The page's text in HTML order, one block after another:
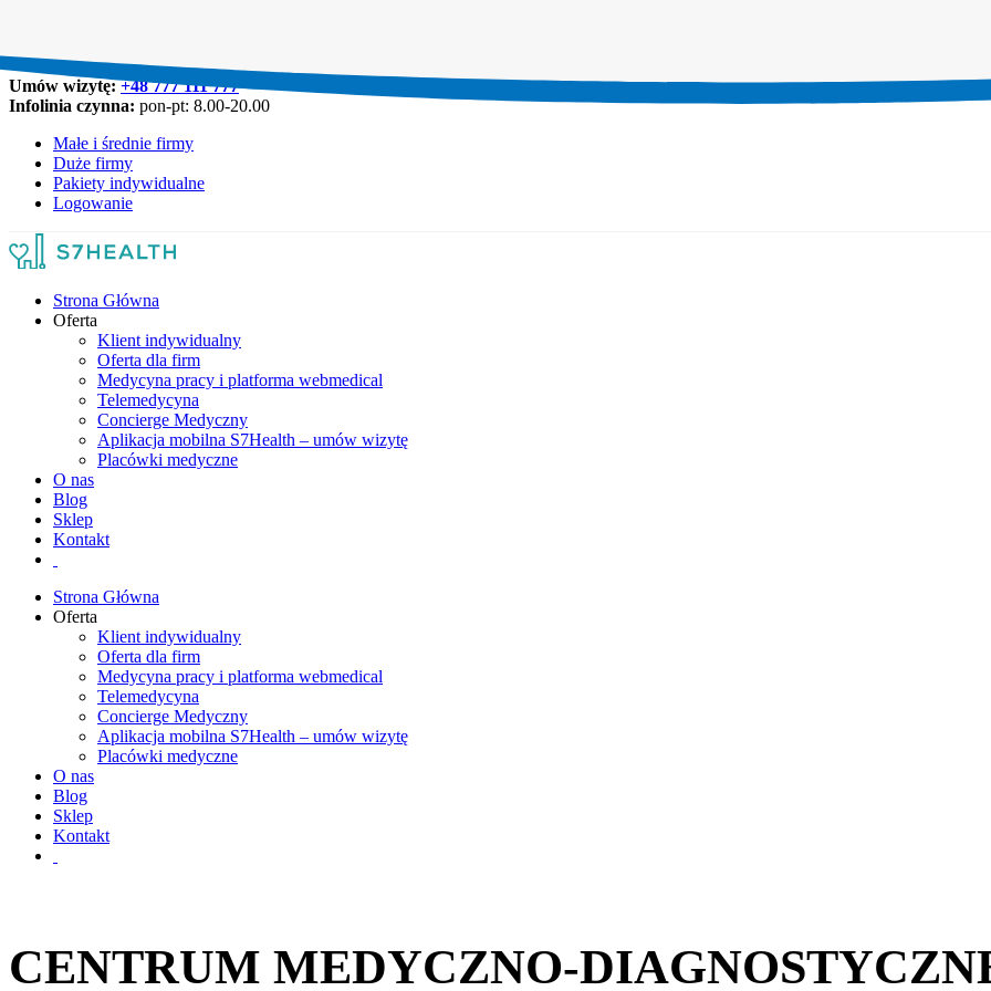
Umów wizytę:+48 777 111 777
Infolinia czynna: pon-pt: 8.00-20.00
Małe i średnie firmy
Duże firmy
Pakiety indywidualne
Logowanie
Strona Główna
Oferta
Klient indywidualny
Oferta dla firm
Medycyna pracy i platforma webmedical
Telemedycyna
Concierge Medyczny
Aplikacja mobilna S7Health – umów wizytę
Placówki medyczne
O nas
Blog
Sklep
Kontakt
Strona Główna
Oferta
Klient indywidualny
Oferta dla firm
Medycyna pracy i platforma webmedical
Telemedycyna
Concierge Medyczny
Aplikacja mobilna S7Health – umów wizytę
Placówki medyczne
O nas
Blog
Sklep
Kontakt
CENTRUM MEDYCZNO-